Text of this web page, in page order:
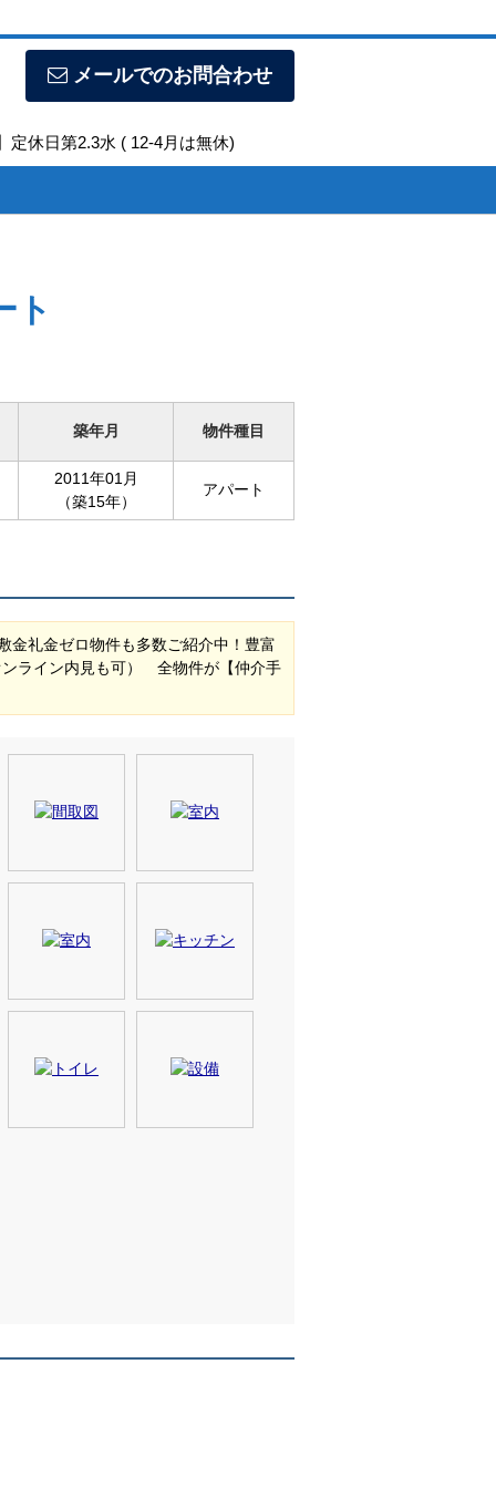
メールでのお問合わせ
定休日第2.3水 ( 12-4月は無休)
ト
築年月 物件種目
2011年01月
（築15年）
アパート
金礼金ゼロ物件も多数ご紹介中！豊富
ンライン内見も可） 全物件が【仲介手